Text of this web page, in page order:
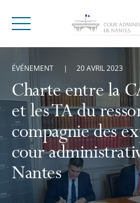
Menu
Charte entre la
et les TA du
compagnie des
cour
Nantes
ÉVÉNEMENT 20 AVRIL 2023